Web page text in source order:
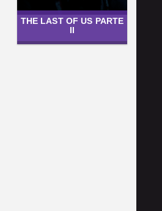
THE LAST OF US PARTE
II